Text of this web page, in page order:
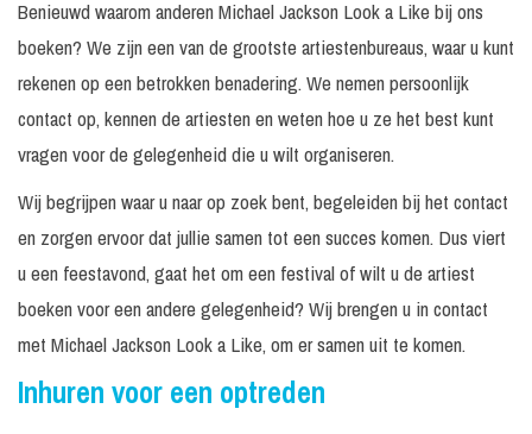
Benieuwd waarom anderen Michael Jackson Look a Like bij ons
boeken? We zijn een van de grootste artiestenbureaus, waar u kunt
rekenen op een betrokken benadering. We nemen persoonlijk
contact op, kennen de artiesten en weten hoe u ze het best kunt
vragen voor de gelegenheid die u wilt organiseren.
Wij begrijpen waar u naar op zoek bent, begeleiden bij het contact
en zorgen ervoor dat jullie samen tot een succes komen. Dus viert
u een feestavond, gaat het om een festival of wilt u de artiest
boeken voor een andere gelegenheid? Wij brengen u in contact
met Michael Jackson Look a Like, om er samen uit te komen.
Inhuren voor een optreden